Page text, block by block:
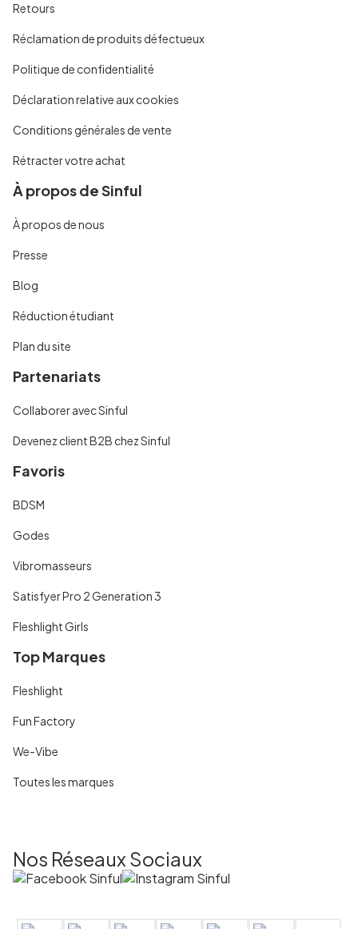
Retours
Réclamation de produits défectueux
Politique de confidentialité
Déclaration relative aux cookies
Conditions générales de vente
Rétracter votre achat
À propos de Sinful
À propos de nous
Presse
Blog
Réduction étudiant
Plan du site
Partenariats
Collaborer avec Sinful
Devenez client B2B chez Sinful
Favoris
BDSM
Godes
Vibromasseurs
Satisfyer Pro 2 Generation 3
Fleshlight Girls
Top Marques
Fleshlight
Fun Factory
We-Vibe
Toutes les marques
Nos Réseaux Sociaux